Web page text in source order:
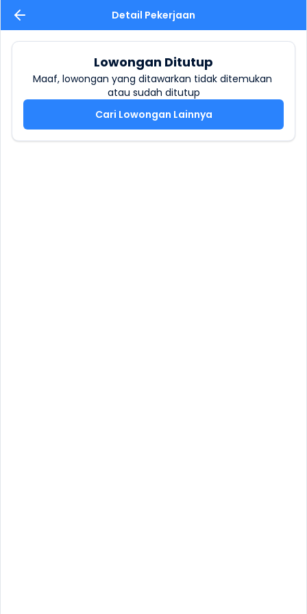
Detail Pekerjaan
Lowongan Ditutup
Maaf, lowongan yang ditawarkan tidak ditemukan
atau sudah ditutup
Cari Lowongan Lainnya